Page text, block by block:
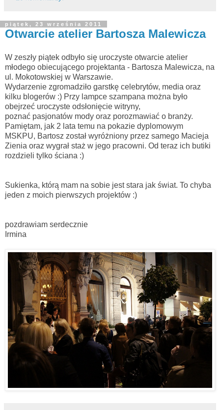
piątek, 23 września 2011
Otwarcie atelier Bartosza Malewicza
W zeszły piątek odbyło się uroczyste otwarcie atelier
młodego obiecującego projektanta - Bartosza Malewicza, na
ul. Mokotowskiej w Warszawie.
Wydarzenie zgromadziło garstkę celebrytów, media oraz
kilku blogerów :) Przy lampce szampana można było
obejrzeć uroczyste odsłonięcie witryny,
poznać pasjonatów mody oraz porozmawiać o branży.
Pamiętam, jak 2 lata temu na pokazie dyplomowym
MSKPU, Bartosz został wyróżniony przez samego Macieja
Zienia oraz wygrał staż w jego pracowni. Od teraz ich butiki
rozdzieli tylko ściana :)
Sukienka, którą mam na sobie jest stara jak świat. To chyba
jeden z moich pierwszych projektów :)
pozdrawiam serdecznie
Irmina